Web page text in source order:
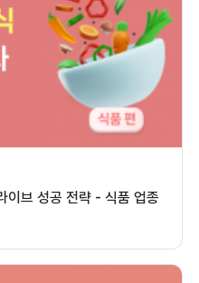
이브 성공 전략 - 식품 업종